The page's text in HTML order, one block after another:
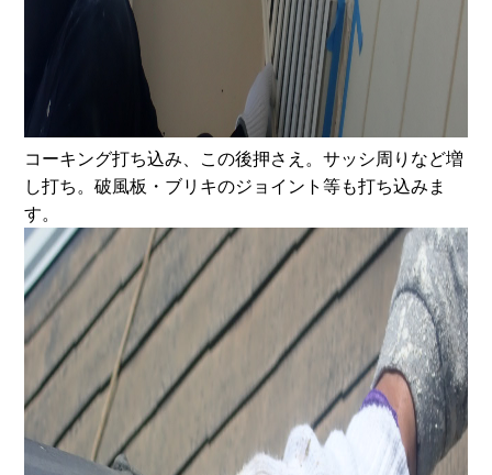
コーキング打ち込み、この後押さえ。サッシ周りなど増
し打ち。破風板・ブリキのジョイント等も打ち込みま
す。